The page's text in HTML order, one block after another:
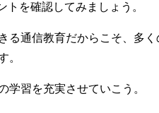
を確認してみましょう。
る通信教育だからこそ、多
。
学習を充実させていこう。